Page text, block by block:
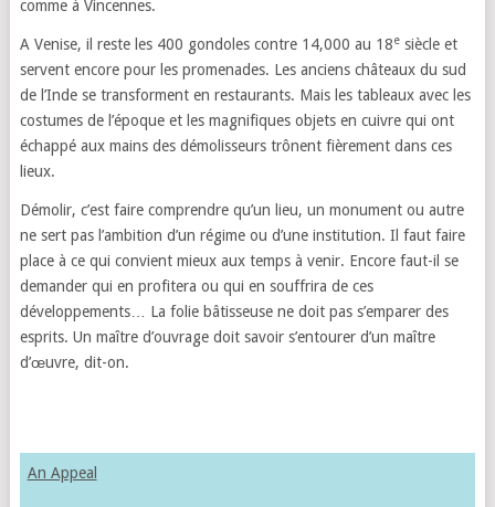
comme à Vincennes.
A Venise, il reste les 400 gondoles contre 14,000 au 18esiècle et
servent encore pour les promenades. Les anciens châteaux du sud
de l’Inde se transforment en restaurants. Mais les tableaux avec les
costumes de l’époque et les magnifiques objets en cuivre qui ont
échappé aux mains des démolisseurs trônent fièrement dans ces
lieux.
Démolir, c’est faire comprendre qu’un lieu, un monument ou autre
ne sert pas l’ambition d’un régime ou d’une institution. Il faut faire
place à ce qui convient mieux aux temps à venir. Encore faut-il se
demander qui en profitera ou qui en souffrira de ces
développements… La folie bâtisseuse ne doit pas s’emparer des
esprits. Un maître d’ouvrage doit savoir s’entourer d’un maître
d’œuvre, dit-on.
An Appeal